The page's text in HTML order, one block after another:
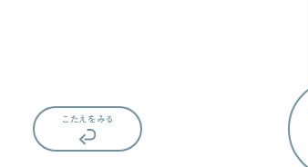
こたえをみる
もんだいにもどる